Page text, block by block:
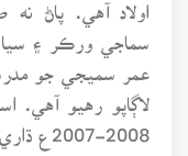
اولاد آهي. پاڻ
سماجي ورڪر ۽
عمر سميجي جو
لاڳاپو رهيو آهي.
2008-2007ع ڌاري سٽيزن ڪميونٽي بورڊ جو بنياد وڌو.